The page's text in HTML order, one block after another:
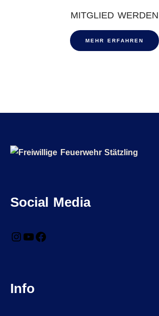
MITGLIED WERDEN
MEHR ERFAHREN
Social Media
Info